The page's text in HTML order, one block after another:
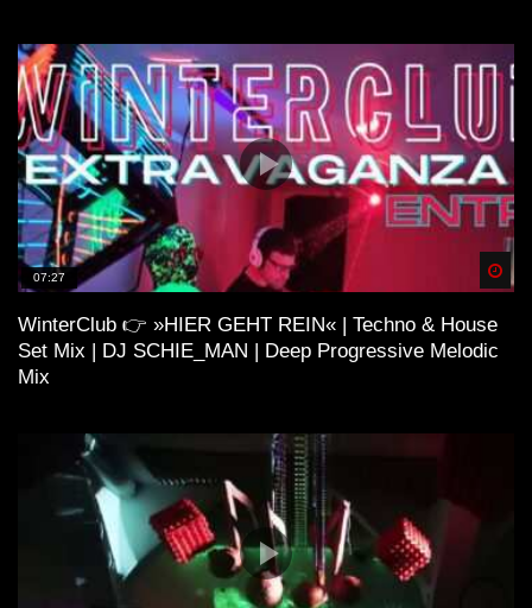
07:27
WinterClub 👉 »HIER GEHT REIN« | Techno & House
Set Mix | DJ SCHIE_MAN | Deep Progressive Melodic
Mix